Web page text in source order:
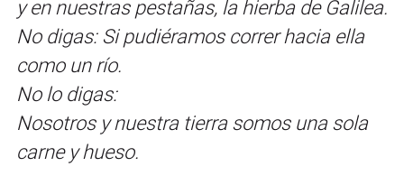
y en nuestras pestañas, la hierba de Galilea.
No digas: Si pudiéramos correr hacia ella
como un río.
No lo digas:
Nosotros y nuestra tierra somos una sola
carne y hueso.